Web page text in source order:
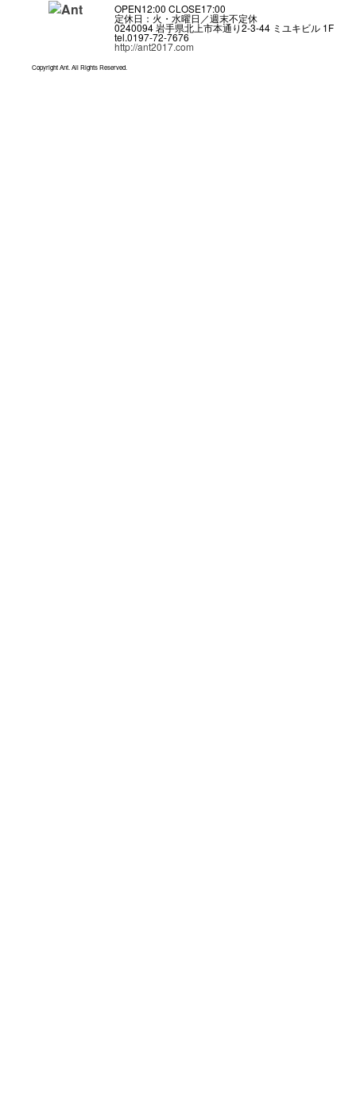
OPEN12:00 CLOSE17:00
定休日：火・水曜日／週末不定休
0240094 岩手県北上市本通り2-3-44 ミユキビル 1F
tel.0197-72-7676
http://ant2017.com
Copyright Ant. All Rights Reserved.